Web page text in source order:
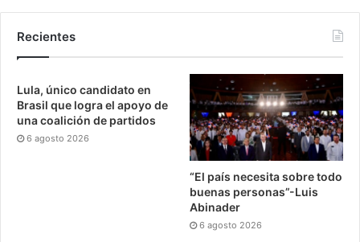
Recientes
Lula, único candidato en
Brasil que logra el apoyo de
una coalición de partidos
6 agosto 2026
“El país necesita sobre todo
buenas personas”-Luis
Abinader
6 agosto 2026